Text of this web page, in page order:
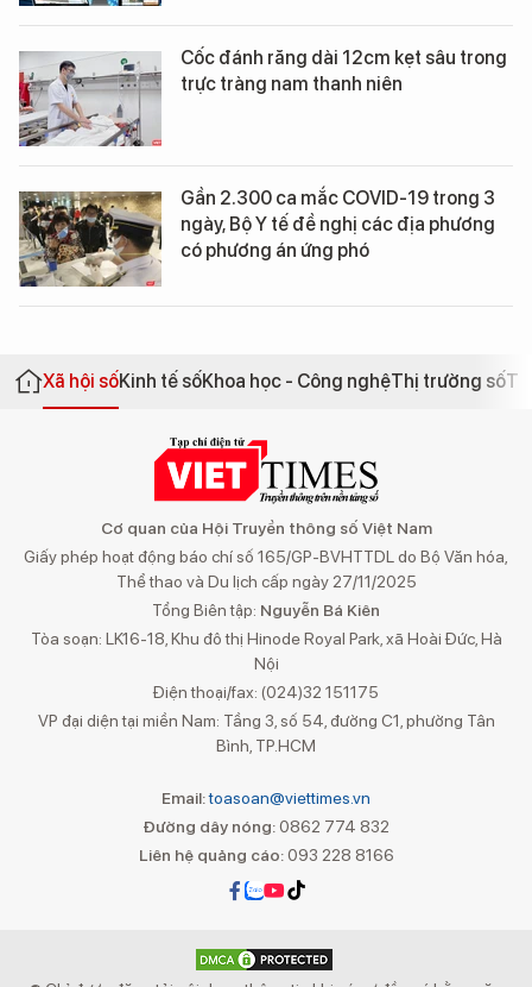
Cốc đánh răng dài 12cm kẹt sâu trong
trực tràng nam thanh niên
Gần 2.300 ca mắc COVID-19 trong 3
ngày, Bộ Y tế đề nghị các địa phương
có phương án ứng phó
Xã hội sốKinh tế sốKhoa học - Công nghệThị trường số
Cơ quan của Hội Truyền thông số Việt Nam
Giấy phép hoạt động báo chí số 165/GP-BVHTTDL do Bộ Văn hóa,
Thể thao và Du lịch cấp ngày 27/11/2025
Tổng Biên tập: Nguyễn Bá Kiên
Tòa soạn: LK16-18, Khu đô thị Hinode Royal Park, xã Hoài Đức, Hà
Nội
Điện thoại/fax: (024)32 151175
VP đại diện tại miền Nam: Tầng 3, số 54, đường C1, phường Tân
Bình, TP.HCM
Email:toasoan@viettimes.vn
Đường dây nóng: 0862 774 832
Liên hệ quảng cáo:093 228 8166